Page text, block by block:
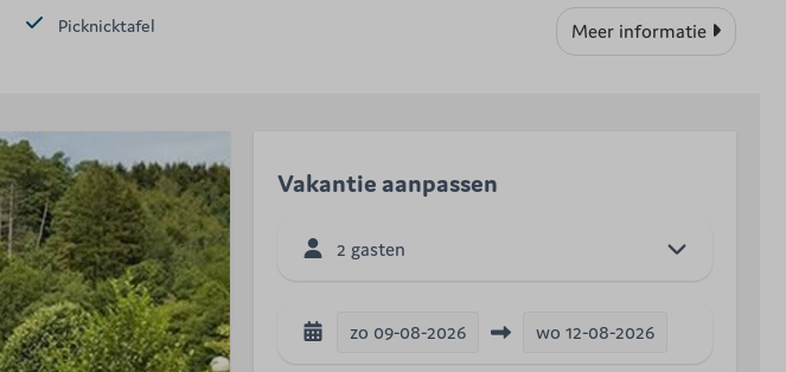
Picknicktafel
Meer informatie
Vakantie aanpassen
2 gasten
zo 09-08-2026 wo 12-08-2026